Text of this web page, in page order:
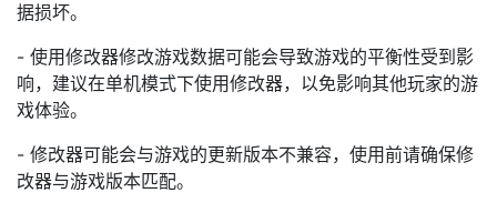
据损坏。
- 使用修改器修改游戏数据可能会导致游戏的平衡性受到影
响，建议在单机模式下使用修改器，以免影响其他玩家的游
戏体验。
- 修改器可能会与游戏的更新版本不兼容，使用前请确保修
改器与游戏版本匹配。